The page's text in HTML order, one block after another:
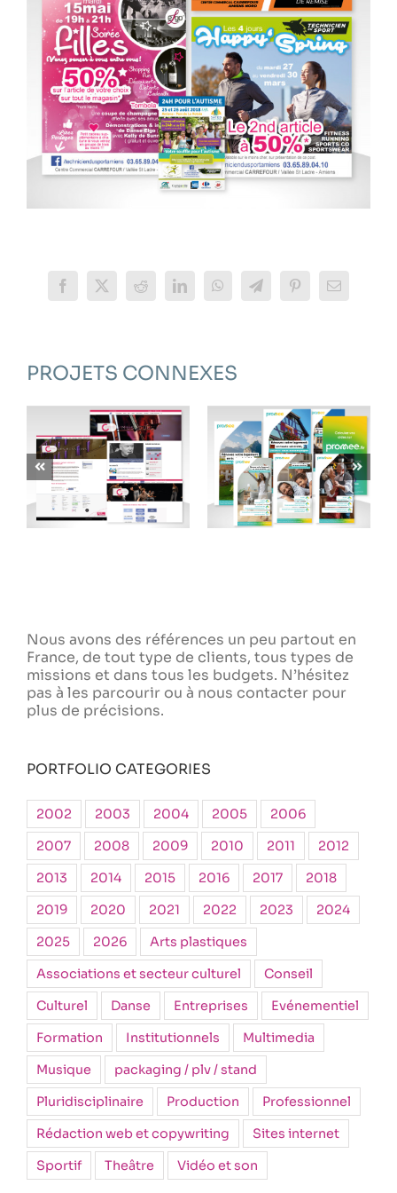
Facebook
X Reddit LinkedInWhatsAppTelegramPinterestEmail
PROJETS CONNEXES
CONSERVATOIRE
DU GRAND
AVIGNON
PROMEE /
TEKSIAL / ENGIE
Nous avons des références un peu partout en
France, de tout type de clients, tous types de
missions et dans tous les budgets. N’hésitez
pas à les parcourir ou à nous contacter pour
plus de précisions.
PORTFOLIO CATEGORIES
2002 2003 2004 2005
2006
2007
2008 2009 2010 2011
2012
2013
2014 2015 2016 2017
2018
2019
2020 2021 2022 2023
2024
2025
2026
Arts plastiques
Associations et secteur culturel
Conseil
Culturel
Danse Entreprises
Evénementiel
Formation
Institutionnels
Multimedia
Musique
packaging / plv / stand
Pluridisciplinaire
Production
Professionnel
Rédaction web et copywriting
Sites internet
Sportif
Theâtre Vidéo et son